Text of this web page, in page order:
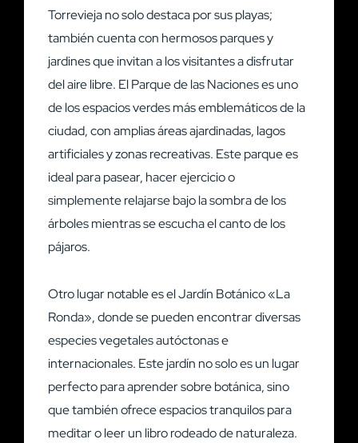
Torrevieja no solo destaca por sus playas;
también cuenta con hermosos parques y
jardines que invitan a los visitantes a disfrutar
del aire libre. El Parque de las Naciones es uno
de los espacios verdes más emblemáticos de la
ciudad, con amplias áreas ajardinadas, lagos
artificiales y zonas recreativas. Este parque es
ideal para pasear, hacer ejercicio o
simplemente relajarse bajo la sombra de los
árboles mientras se escucha el canto de los
pájaros.
Otro lugar notable es el Jardín Botánico «La
Ronda», donde se pueden encontrar diversas
especies vegetales autóctonas e
internacionales. Este jardín no solo es un lugar
perfecto para aprender sobre botánica, sino
que también ofrece espacios tranquilos para
meditar o leer un libro rodeado de naturaleza.